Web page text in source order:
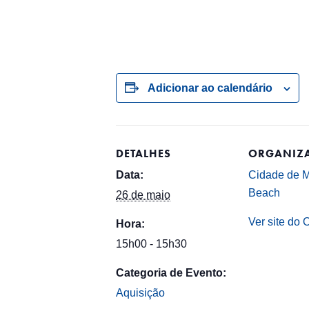
Adicionar ao calendário
DETALHES
Data:
26 de maio
Hora:
15h00 - 15h30
Categoria de Evento:
Aquisição
Cidade de
Beach
Ver site do